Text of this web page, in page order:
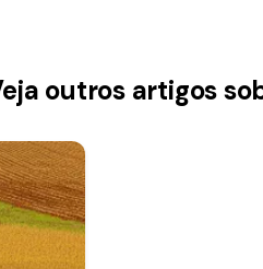
outros artigos